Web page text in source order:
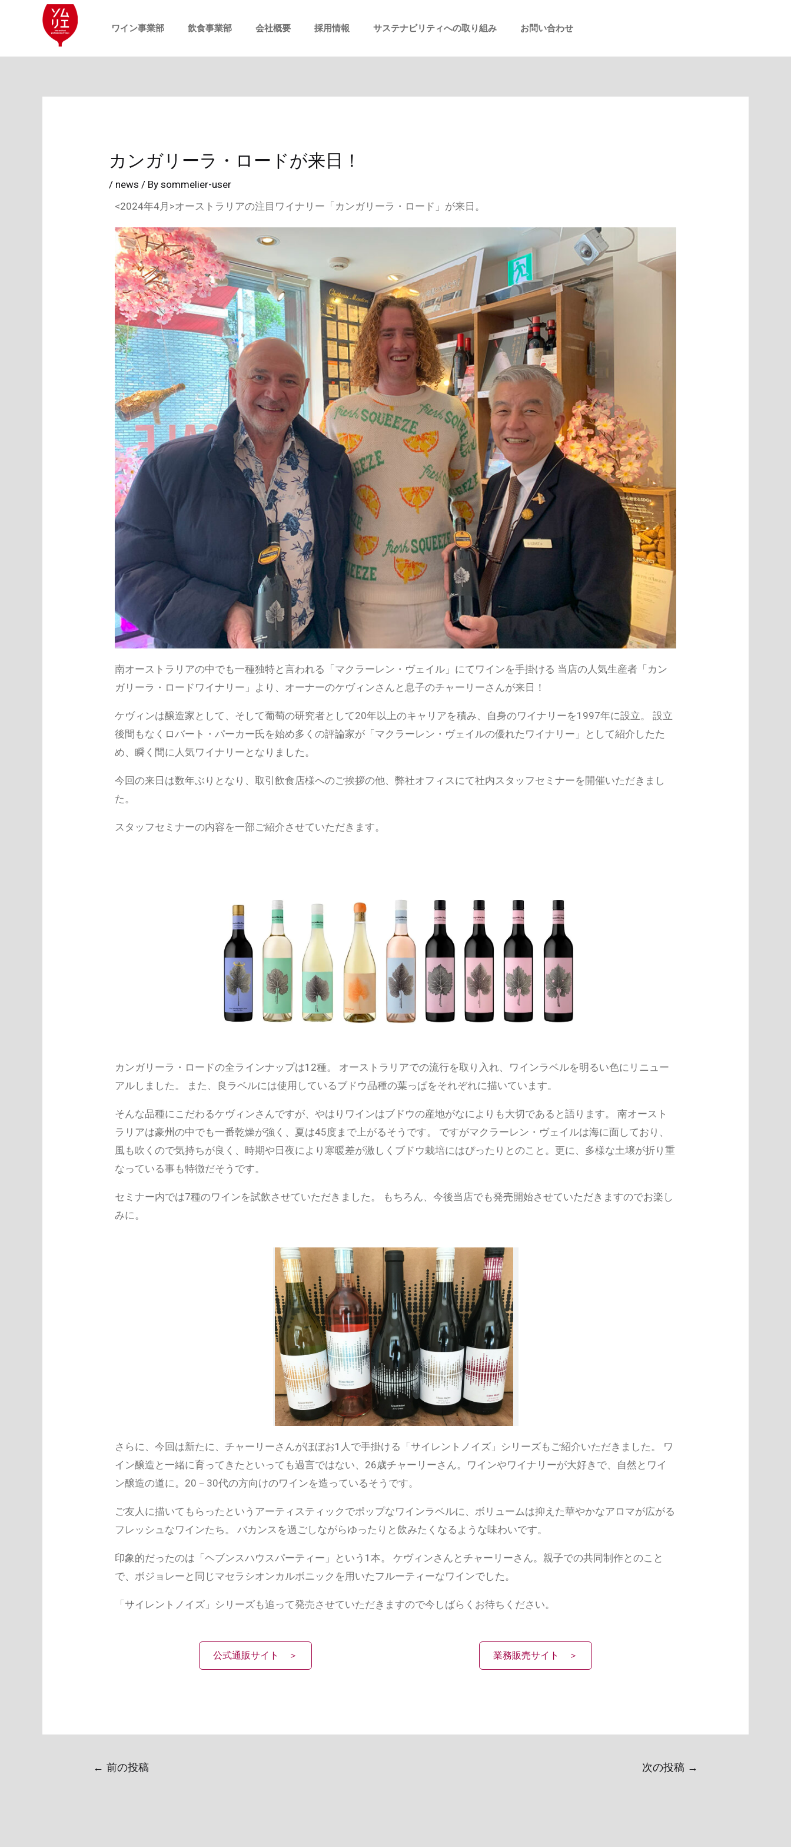
ワイン事業部 飲食事業部 会社概要 採用情報 サステナビリティへの取り組み お問い合わせ
カンガリーラ・ロードが来日！
/ news / Bysommelier-user
<2024年4月>オーストラリアの注目ワイナリー「カンガリーラ・ロード」が来日。
南オーストラリアの中でも一種独特と言われる「マクラーレン・ヴェイル」にてワインを手掛ける 当店の人気生産者「カン
ガリーラ・ロードワイナリー」より、オーナーのケヴィンさんと息子のチャーリーさんが来日！
ケヴィンは醸造家として、そして葡萄の研究者として20年以上のキャリアを積み、自身のワイナリーを1997年に設立。 設立
後間もなくロバート・パーカー氏を始め多くの評論家が「マクラーレン・ヴェイルの優れたワイナリー」として紹介したた
め、瞬く間に人気ワイナリーとなりました。
今回の来日は数年ぶりとなり、取引飲食店様へのご挨拶の他、弊社オフィスにて社内スタッフセミナーを開催いただきまし
た。
スタッフセミナーの内容を一部ご紹介させていただきます。
カンガリーラ・ロードの全ラインナップは12種。 オーストラリアでの流行を取り入れ、ワインラベルを明るい色にリニュー
アルしました。 また、良ラベルには使用しているブドウ品種の葉っぱをそれぞれに描いています。
そんな品種にこだわるケヴィンさんですが、やはりワインはブドウの産地がなによりも大切であると語ります。 南オースト
ラリアは豪州の中でも一番乾燥が強く、夏は45度まで上がるそうです。 ですがマクラーレン・ヴェイルは海に面しており、
風も吹くので気持ちが良く、時期や日夜により寒暖差が激しくブドウ栽培にはぴったりとのこと。更に、多様な土壌が折り重
なっている事も特徴だそうです。
セミナー内では7種のワインを試飲させていただきました。 もちろん、今後当店でも発売開始させていただきますのでお楽し
みに。
さらに、今回は新たに、チャーリーさんがほぼお1人で手掛ける「サイレントノイズ」シリーズもご紹介いただきました。 ワ
イン醸造と一緒に育ってきたといっても過言ではない、26歳チャーリーさん。ワインやワイナリーが大好きで、自然とワイ
ン醸造の道に。20－30代の方向けのワインを造っているそうです。
ご友人に描いてもらったというアーティスティックでポップなワインラベルに、ボリュームは抑えた華やかなアロマが広がる
フレッシュなワインたち。 バカンスを過ごしながらゆったりと飲みたくなるような味わいです。
印象的だったのは「ヘブンスハウスパーティー」という1本。 ケヴィンさんとチャーリーさん。親子での共同制作とのこと
で、ボジョレーと同じマセラシオンカルボニックを用いたフルーティーなワインでした。
「サイレントノイズ」シリーズも追って発売させていただきますので今しばらくお待ちください。
公式通販サイト ＞ 業務販売サイト ＞
投
稿
ー
← 前の投稿 次の投稿 →